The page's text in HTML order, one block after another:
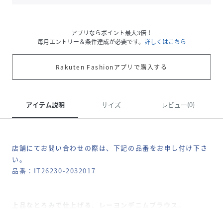
アプリならポイント最大3倍！
毎月エントリー＆条件達成が必要です。 詳しくはこちら
Rakuten Fashionアプリで購入する
アイテム説明 サイズ レビュー(0)
店舗にてお問い合わせの際は、下記の品番をお申し付け下さ
い。
品番：IT26230-2032017
上品なとろみで仕上げる、レーヨンデニムブラウス。